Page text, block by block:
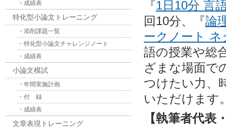
・成績表
特化型小論文トレーニング
・添削課題一覧
・特化型小論文チャレンジノート
・成績表
小論文模試
・年間実施計画
・付 録
・成績表
文章表現トレーニング
『1日10分 言
回10分、『論
ーク
語の授業や総
ざまな場面で
つけたい力、
いただけます
【執筆者代表